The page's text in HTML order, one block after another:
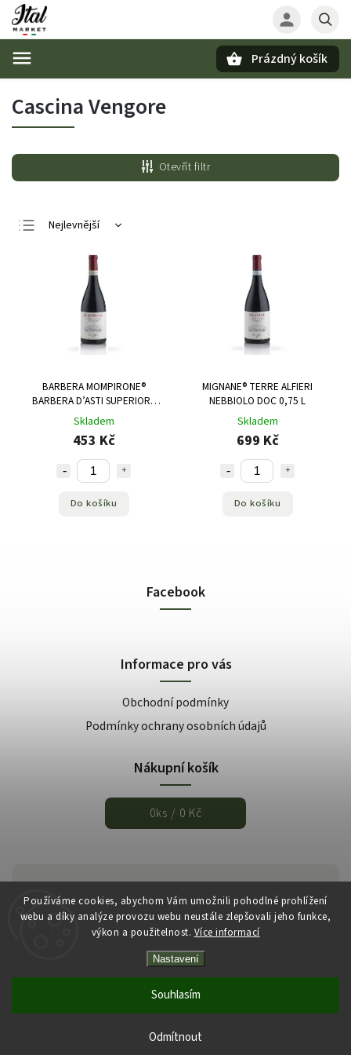
Používáme cookies, abychom Vám umožnili pohodlné prohlížení
webu a díky analýze provozu webu neustále zlepšovali jeho funkce,
výkon a použitelnost. Více informací
Nastavení
Odmítnout
Souhlasím
Prázdný košík
Cascina Vengore
Otevřít filtr
Nejlevnější
Nejdražší
Nejprodávanější
Abecedně
BARBERA MOMPIRONE®
BARBERA D’ASTI SUPERIORE
DOCG 0,75 L
Skladem
453 Kč
Do košíku
MIGNANE® TERRE ALFIERI
NEBBIOLO DOC 0,75 L
Skladem
699 Kč
Do košíku
Facebook
Informace pro vás
Obchodní podmínky
Podmínky ochrany osobních údajů
Nákupní košík
0ks / 0 Kč
Italmarket.cz
VytvořilShoptet | Design